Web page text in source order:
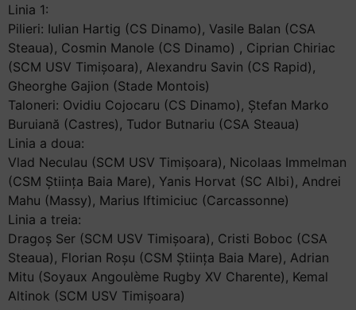
Linia 1:
Pilieri: Iulian Hartig (CS Dinamo), Vasile Balan (CSA
Steaua), Cosmin Manole (CS Dinamo) , Ciprian Chiriac
(SCM USV Timișoara), Alexandru Savin (CS Rapid),
Gheorghe Gajion (Stade Montois)
Taloneri: Ovidiu Cojocaru (CS Dinamo), Ștefan Marko
Buruiană (Castres), Tudor Butnariu (CSA Steaua)
Linia a doua:
Vlad Neculau (SCM USV Timișoara), Nicolaas Immelman
(CSM Știința Baia Mare), Yanis Horvat (SC Albi), Andrei
Mahu (Massy), Marius Iftimiciuc (Carcassonne)
Linia a treia:
Dragoș Ser (SCM USV Timișoara), Cristi Boboc (CSA
Steaua), Florian Roșu (CSM Știința Baia Mare), Adrian
Mitu (Soyaux Angoulème Rugby XV Charente), Kemal
Altinok (SCM USV Timișoara)